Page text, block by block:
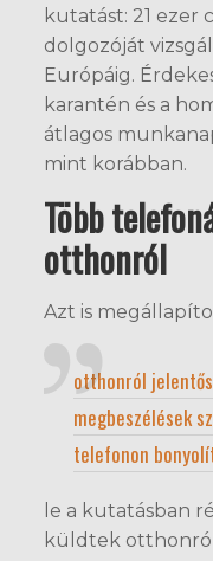
kutatást: 21 ezer
dolgozóját
Európáig.
karantén és a
átlagos
mint korábban.
Több
otthonról
Azt is
otthonról
megbeszélések
telefonon
le a kutatásban
küldtek